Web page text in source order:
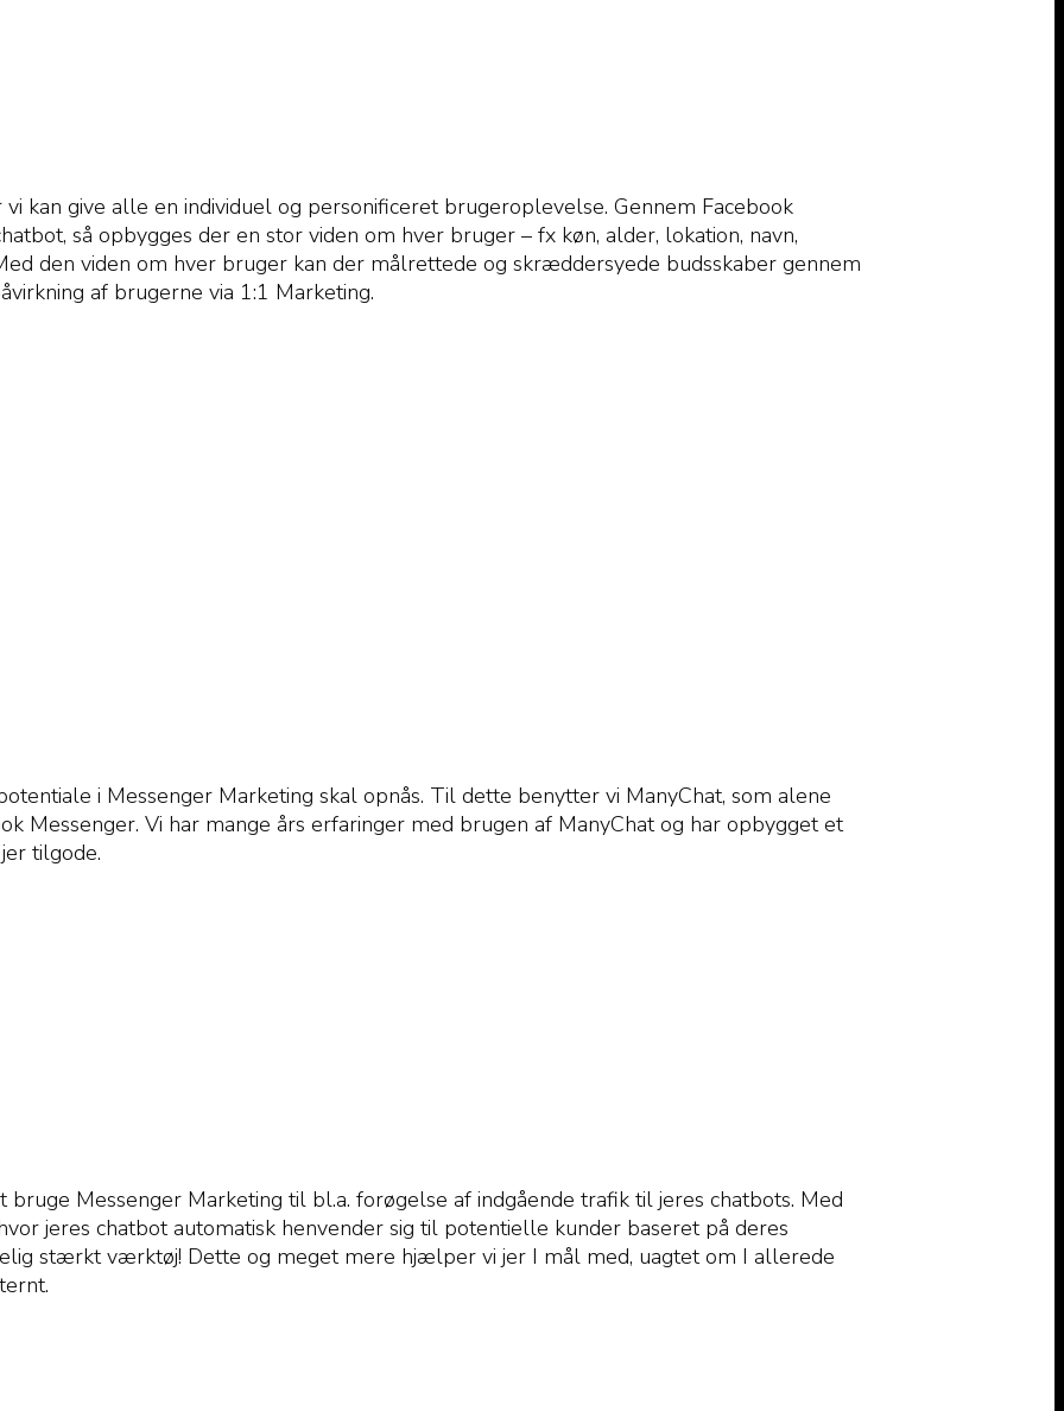
kan give alle en individuel og personificeret brugeroplevelse. Gennem Facebook
så opbygges der en stor viden om hver bruger – fx køn, alder, lokation, navn,
den viden om hver bruger kan der målrettede og skræddersyede budsskaber gennem
af brugerne via 1:1 Marketing.
i Messenger Marketing skal opnås. Til dette benytter vi ManyChat, som alene
Messenger. Vi har mange års erfaringer med brugen af ManyChat og har opbygget et
tilgode.
Messenger Marketing til bl.a. forøgelse af indgående trafik til jeres chatbots. Med
jeres chatbot automatisk henvender sig til potentielle kunder baseret på deres
stærkt værktøj! Dette og meget mere hjælper vi jer I mål med, uagtet om I allerede